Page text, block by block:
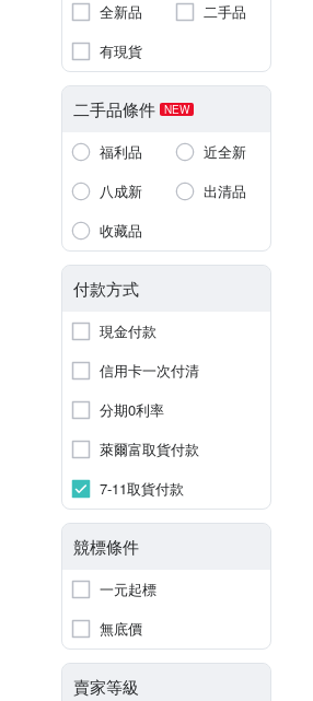
全新品
二手品
有現貨
二手品條件 NEW
福利品
近全新
八成新
出清品
收藏品
付款方式
現金付款
信用卡一次付清
分期0利率
萊爾富取貨付款
7-11取貨付款
競標條件
一元起標
無底價
賣家等級